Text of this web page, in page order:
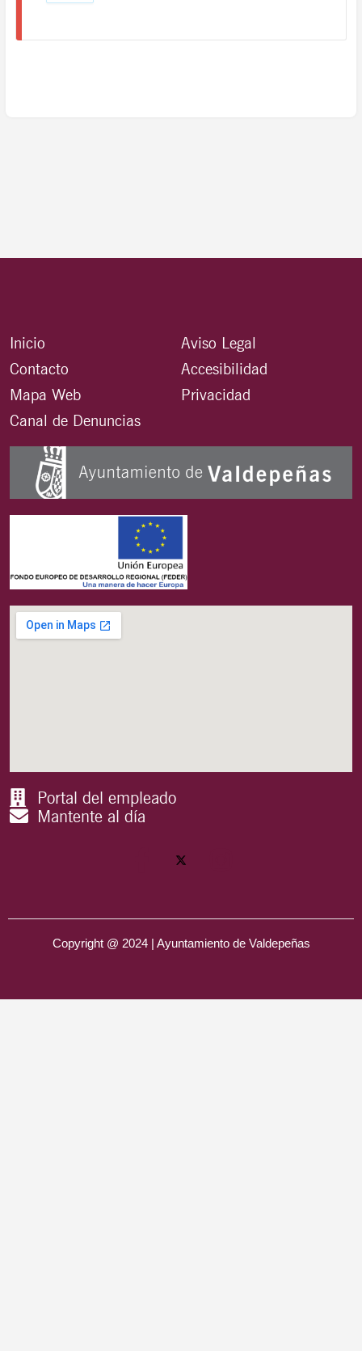
Inicio
Contacto
Mapa Web
Canal de Denuncias
Aviso Legal
Accesibilidad
Privacidad
Portal del empleado
Mantente al día
Copyright @ 2024 | Ayuntamiento de Valdepeñas